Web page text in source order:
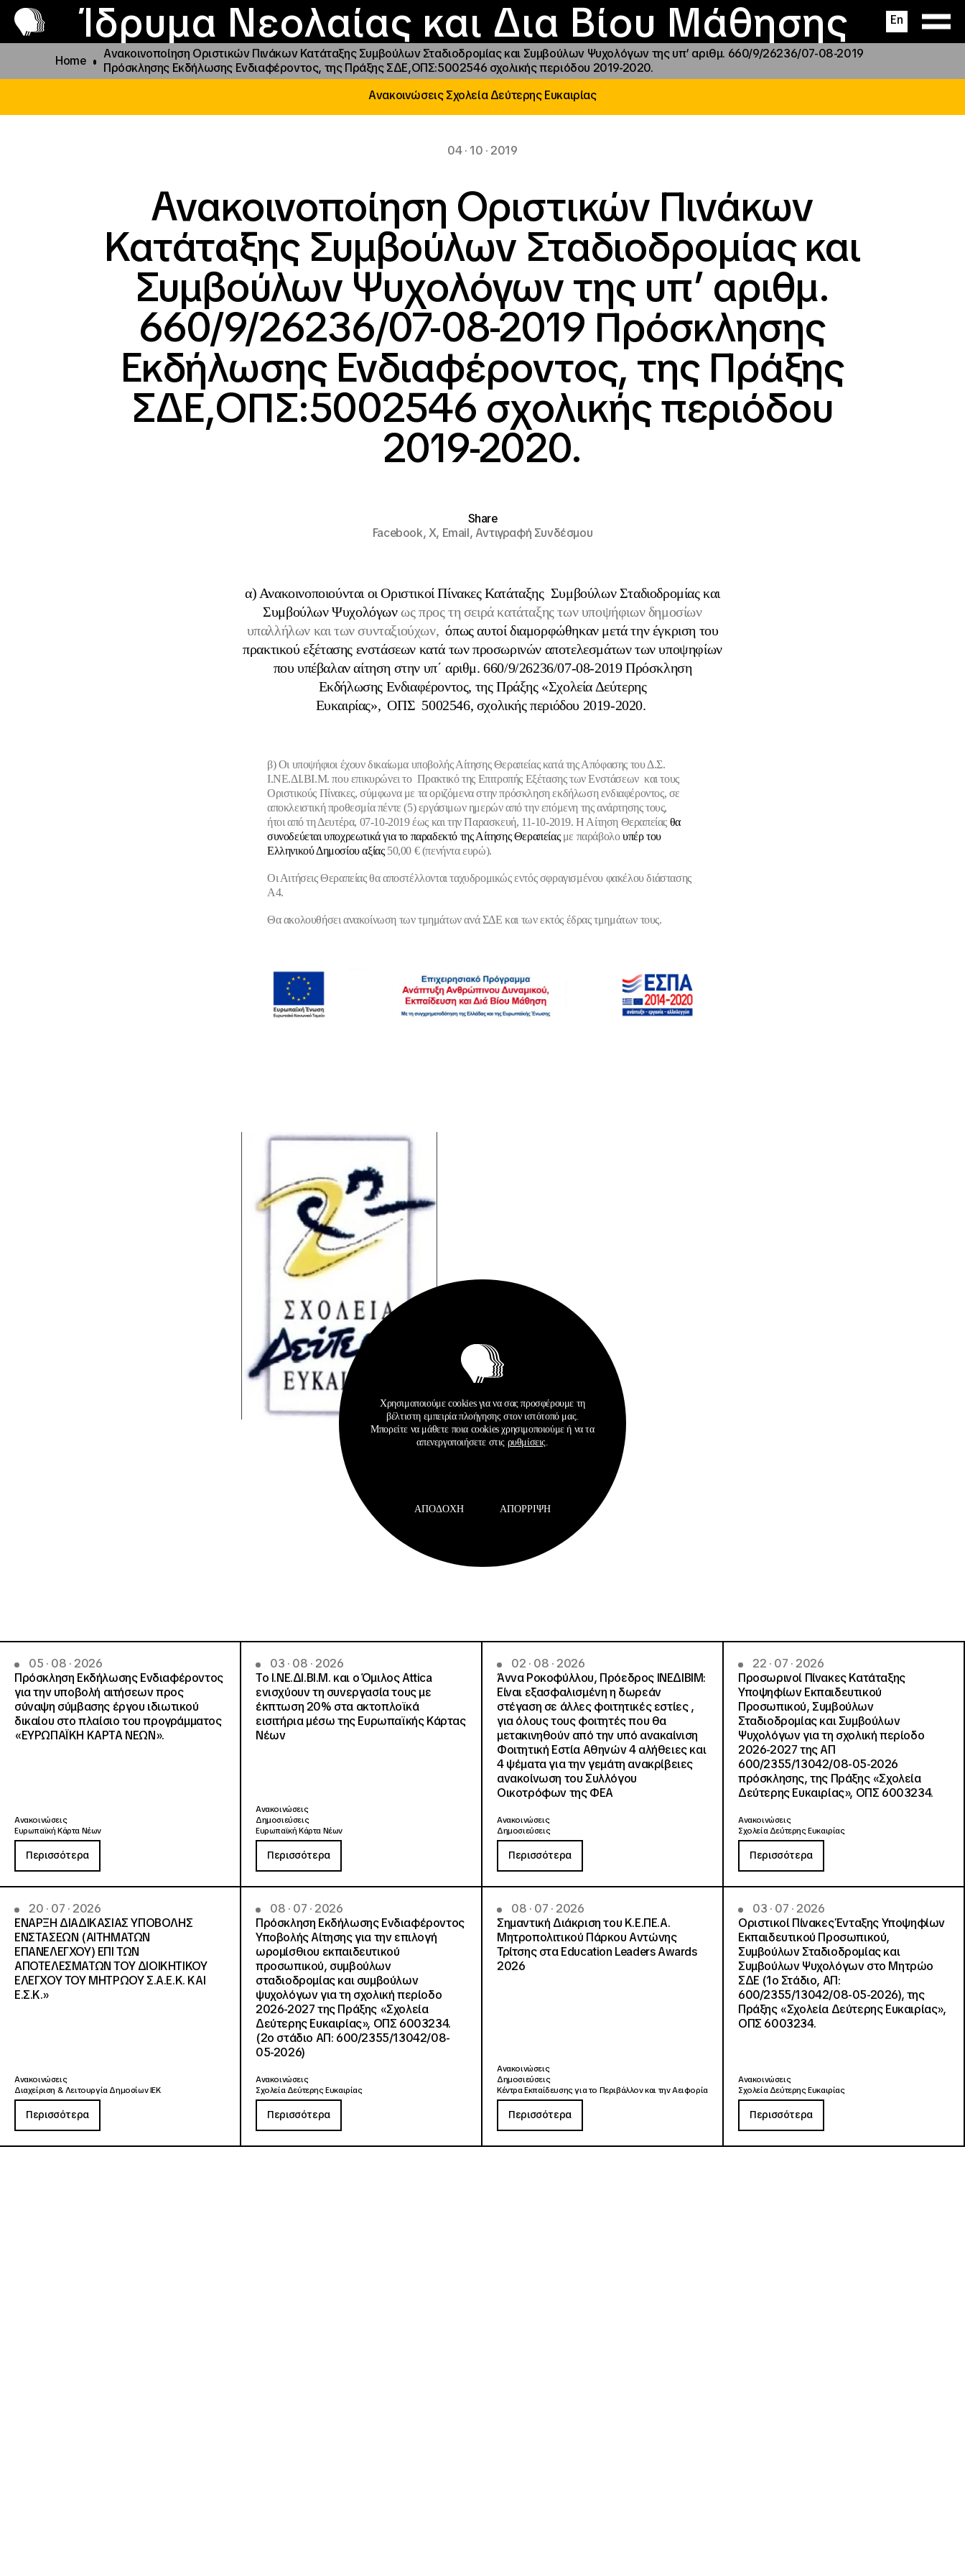
Ίδρυμα Νεολαίας και Δια Βίου Μάθησης En
Το ΙΝΕΔΙΒΙΜ
Προγράμματα και δράσεις
Φοιτητικές Εστίες
Παραχώρηση αιγίδας
Νέα
Επικοινωνία
Home
Ανακοινοποίηση Οριστικών Πινάκων Κατάταξης Συμβούλων Σταδιοδρομίας και Συμβούλων Ψυχολόγων της υπ’ αριθμ. 660/9/26236/07-08-2019
Πρόσκλησης Εκδήλωσης Ενδιαφέροντος, της Πράξης ΣΔΕ,ΟΠΣ:5002546 σχολικής περιόδου 2019-2020.
Ανακοινώσεις Σχολεία Δεύτερης Ευκαιρίας
04 · 10 · 2019
Ανακοινοποίηση Οριστικών Πινάκων
Κατάταξης Συμβούλων Σταδιοδρομίας και
Συμβούλων Ψυχολόγων της υπ’ αριθμ.
660/9/26236/07-08-2019 Πρόσκλησης
Εκδήλωσης Ενδιαφέροντος, της Πράξης
ΣΔΕ,ΟΠΣ:5002546 σχολικής περιόδου
2019-2020.
Share
Facebook,X, Email,Αντιγραφή Συνδέσμου
α) Ανακοινοποιούνται οι Οριστικοί Πίνακες Κατάταξης Συμβούλων Σταδιοδρομίας και
Συμβούλων Ψυχολόγωνως προς τη σειρά κατάταξης των υποψήφιων δημοσίων
υπαλλήλων και των συνταξιούχων, όπως αυτοί διαμορφώθηκαν μετά την έγκριση του
πρακτικού εξέτασης ενστάσεων κατά των προσωρινών αποτελεσμάτων των υποψηφίων
που υπέβαλαν αίτηση στην υπ΄ αριθμ. 660/9/26236/07-08-2019 Πρόσκληση
Εκδήλωσης Ενδιαφέροντος, της Πράξης «Σχολεία Δεύτερης
Ευκαιρίας», ΟΠΣ 5002546, σχολικής περιόδου 2019-2020.
β) Οι υποψήφιοι έχουν δικαίωμα υποβολής Αίτησης Θεραπείας κατά της Απόφασης του Δ.Σ.
Ι.ΝΕ.ΔΙ.ΒΙ.Μ. που επικυρώνει το Πρακτικό της Επιτροπής Εξέτασης των Ενστάσεων και τους
Οριστικούς Πίνακες, σύμφωνα με τα οριζόμενα στην πρόσκληση εκδήλωση ενδιαφέροντος, σε
αποκλειστική προθεσμία πέντε (5) εργάσιμων ημερών από την επόμενη της ανάρτησης τους,
ήτοι από τη Δευτέρα, 07-10-2019 έως και την Παρασκευή, 11-10-2019. Η Αίτηση Θεραπείας θα
συνοδεύεται υποχρεωτικά για το παραδεκτό της Αίτησης Θεραπείας με παράβολουπέρ του
Ελληνικού Δημοσίου αξίας 50,00 € (πενήντα ευρώ).
Οι Αιτήσεις Θεραπείας θα αποστέλλονται ταχυδρομικώς εντός σφραγισμένου φακέλου διάστασης
Α4.
Θα ακολουθήσει ανακοίνωση των τμημάτων ανά ΣΔΕ και των εκτός έδρας τμημάτων τους.
05 · 08 · 2026
Πρόσκληση Εκδήλωσης Ενδιαφέροντος
για την υποβολή αιτήσεων προς
σύναψη σύμβασης έργου ιδιωτικού
δικαίου στο πλαίσιο του προγράμματος
«ΕΥΡΩΠΑΪΚΗ ΚΑΡΤΑ ΝΕΩΝ».
Ανακοινώσεις
Ευρωπαϊκή Κάρτα Νέων
Περισσότερα
03 · 08 · 2026
Το Ι.ΝΕ.ΔΙ.ΒΙ.Μ. και o Όμιλος Attica
ενισχύουν τη συνεργασία τους με
έκπτωση 20% στα ακτοπλοϊκά
εισιτήρια μέσω της Ευρωπαϊκής Κάρτας
Νέων
Ανακοινώσεις
Δημοσιεύσεις
Ευρωπαϊκή Κάρτα Νέων
Περισσότερα
02 · 08 · 2026
Άννα Ροκοφύλλου, Πρόεδρος ΙΝΕΔΙΒΙΜ:
Είναι εξασφαλισμένη η δωρεάν
στέγαση σε άλλες φοιτητικές εστίες ,
για όλους τους φοιτητές που θα
μετακινηθούν από την υπό ανακαίνιση
Φοιτητική Εστία Αθηνών 4 αλήθειες και
4 ψέματα για την γεμάτη ανακρίβειες
ανακοίνωση του Συλλόγου
Οικοτρόφων της ΦΕΑ
Ανακοινώσεις
Δημοσιεύσεις
Περισσότερα
22 · 07 · 2026
Προσωρινοί Πίνακες Κατάταξης
Υποψηφίων Εκπαιδευτικού
Προσωπικού, Συμβούλων
Σταδιοδρομίας και Συμβούλων
Ψυχολόγων για τη σχολική περίοδο
2026-2027 της ΑΠ
600/2355/13042/08-05-2026
πρόσκλησης, της Πράξης «Σχολεία
Δεύτερης Ευκαιρίας», ΟΠΣ 6003234.
Ανακοινώσεις
Σχολεία Δεύτερης Ευκαιρίας
Περισσότερα
20 · 07 · 2026
ΕΝΑΡΞΗ ΔΙΑΔΙΚΑΣΙΑΣ ΥΠΟΒΟΛΗΣ
ΕΝΣΤΑΣΕΩΝ (ΑΙΤΗΜΑΤΩΝ
ΕΠΑΝΕΛΕΓΧΟΥ) ΕΠΙ ΤΩΝ
ΑΠΟΤΕΛΕΣΜΑΤΩΝ ΤΟΥ ΔΙΟΙΚΗΤΙΚΟΥ
ΕΛΕΓΧΟΥ ΤΟΥ ΜΗΤΡΩΟΥ Σ.Α.Ε.Κ. ΚΑΙ
Ε.Σ.Κ.»
Ανακοινώσεις
Διαχείριση & Λειτουργία Δημοσίων ΙΕΚ
Περισσότερα
08 · 07 · 2026
Πρόσκληση Εκδήλωσης Ενδιαφέροντος
Υποβολής Αίτησης για την επιλογή
ωρομίσθιου εκπαιδευτικού
προσωπικού, συμβούλων
σταδιοδρομίας και συμβούλων
ψυχολόγων για τη σχολική περίοδο
2026-2027 της Πράξης «Σχολεία
Δεύτερης Ευκαιρίας», ΟΠΣ 6003234.
(2ο στάδιο ΑΠ: 600/2355/13042/08-
05-2026)
Ανακοινώσεις
Σχολεία Δεύτερης Ευκαιρίας
Περισσότερα
08 · 07 · 2026
Σημαντική Διάκριση του Κ.Ε.ΠΕ.Α.
Μητροπολιτικού Πάρκου Αντώνης
Τρίτσης στα Education Leaders Awards
2026
Ανακοινώσεις
Δημοσιεύσεις
Κέντρα Εκπαίδευσης για το Περιβάλλον και την Αειφορία
Περισσότερα
03 · 07 · 2026
Οριστικοί Πίνακες Ένταξης Υποψηφίων
Εκπαιδευτικού Προσωπικού,
Συμβούλων Σταδιοδρομίας και
Συμβούλων Ψυχολόγων στο Μητρώο
ΣΔΕ (1ο Στάδιο, ΑΠ:
600/2355/13042/08-05-2026), της
Πράξης «Σχολεία Δεύτερης Ευκαιρίας»,
ΟΠΣ 6003234.
Ανακοινώσεις
Σχολεία Δεύτερης Ευκαιρίας
Περισσότερα
Χρησιμοποιούμε cookies για να σας προσφέρουμε τη
βέλτιστη εμπειρία πλοήγησης στον ιστότοπό μας.
Μπορείτε να μάθετε ποια cookies χρησιμοποιούμε ή να τα
απενεργοποιήσετε στις ρυθμίσεις.
ΑΠΟΔΟΧΉ ΑΠΌΡΡΙΨΗ